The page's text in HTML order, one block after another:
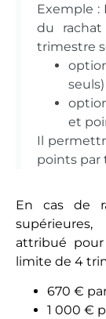
Exemple :
du
trimestre
seuls)
et
Il
points par
En cas de
attribué
limite de 4
670 €
1 000 €